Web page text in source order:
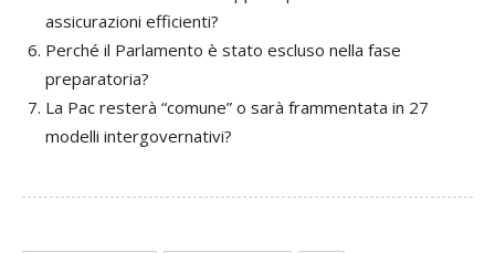
assicurazioni efficienti?
Perché il Parlamento è stato escluso nella fase
preparatoria?
La Pac resterà “comune” o sarà frammentata in 27
modelli intergovernativi?